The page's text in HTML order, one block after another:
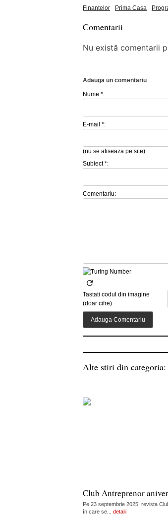
Finantelor
Prima Casa
Comentarii
Nu există comentarii
Adauga un comentariu
Nume *:
E-mail *:
(nu se afiseaza pe site)
Subiect *:
Comentariu:
Tastati codul din imagine
(doar cifre)
Alte stiri din categoria:
Club Antreprenor
Pe 23 septembrie 2025, revista
în care se... detalii